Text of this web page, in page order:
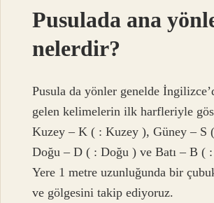
Pusulada ana
nelerdir?
Pusula da yönler genelde
gelen kelimelerin ilk harfleriyle
Kuzey – K ( : Kuzey ), Güney – S
Doğu – D ( : Doğu ) ve Batı – B ( :
Yere 1 metre uzunluğunda bir
ve gölgesini takip ediyoruz.